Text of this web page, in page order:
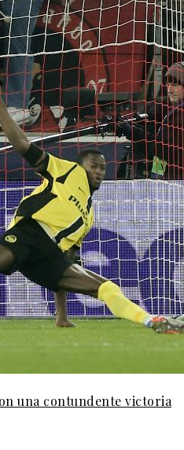
una contundente victoria